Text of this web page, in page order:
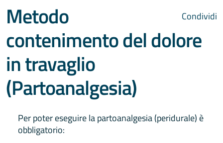
Condividi
Metodo
contenimento del dolore
in travaglio
(Partoanalgesia)
Per poter eseguire la partoanalgesia (peridurale) è
obbligatorio: